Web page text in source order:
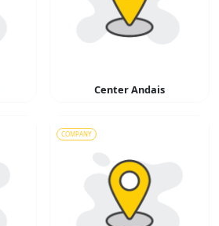
Center Andais
COMPANY